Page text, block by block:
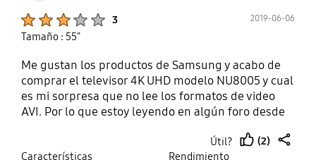
3 2019-06-06
Tamaño : 55"
Me gustan los productos de Samsung y acabo de
comprar el televisor 4K UHD modelo NU8005 y cual
es mi sorpresa que no lee los formatos de video
AVI. Por lo que estoy leyendo en algún foro desde
sus clientes una actualización del software, para
Útil?
(2)
Características Rendimiento